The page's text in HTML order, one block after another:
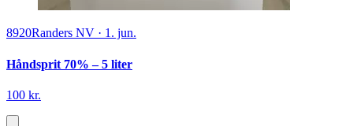
8920Randers NV · 1. jun.
Håndsprit 70% – 5 liter
100 kr.